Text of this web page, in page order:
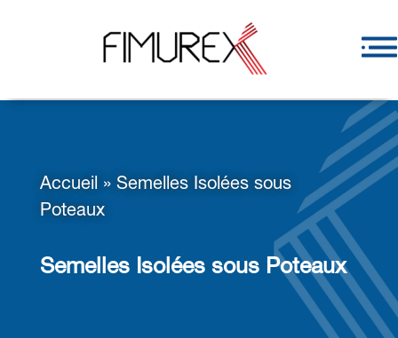
Accueil » Semelles Isolées sous
Poteaux
Semelles Isolées sous Poteaux